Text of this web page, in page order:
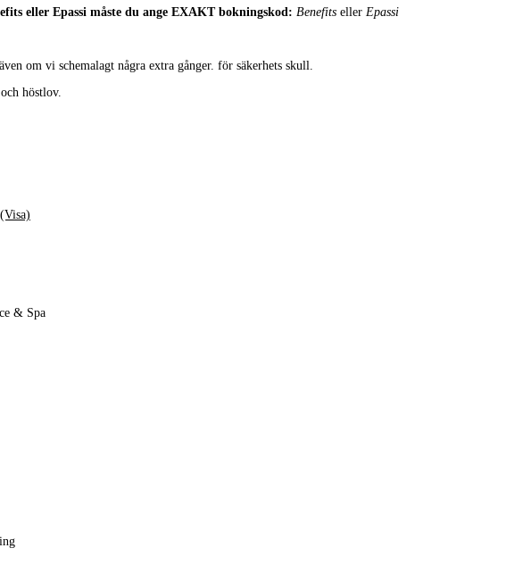
eller Epassi måste du ange EXAKT bokningskod: Benefits eller Epassi
om vi schemalagt några extra gånger. för säkerhets skull.
höstlov.
(Visa)
& Spa